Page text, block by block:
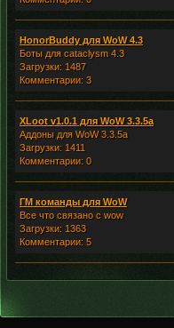
HonorBuddy для WoW 4.3
Боты для cataclysm 4.3
Загрузки: 1487
Комментарии: 3
XLoot v1.0.1 для WoW 3.3.5a
Аддоны для WoW 3.3.5a
Загрузки: 1411
Комментарии: 0
ГМ команды для WoW
Все что связано с wow
Загрузки: 1363
Комментарии: 5